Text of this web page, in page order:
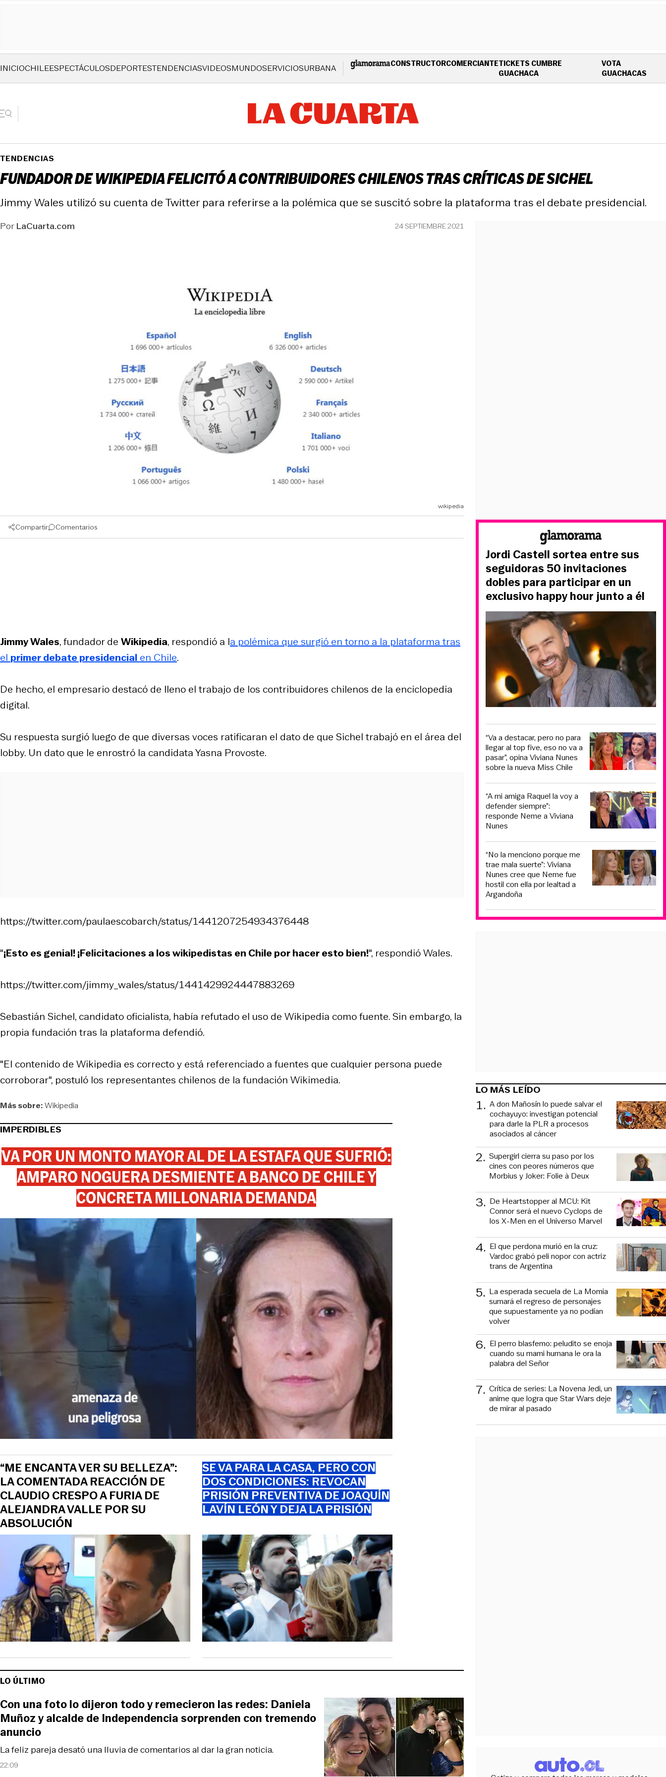
INICIOCHILEESPECTÁCULOSDEPORTESTENDENCIASVIDEOSMUNDOSERVICIOSURBANA CONSTRUCTORCOMERCIANTETICKETS CUMBRE
GUACHACAOPENS IN NEW WINDOW
VOTA
GUACHACAS
TENDENCIAS
FUNDADOR DE WIKIPEDIA FELICITÓ A CONTRIBUIDORES CHILENOS TRAS CRÍTICAS DE SICHEL
Jimmy Wales utilizó su cuenta de Twitter para referirse a la polémica que se suscitó sobre la plataforma tras el debate presidencial.
PorLaCuarta.com 24 SEPTIEMBRE 2021
wikipedia
Compartir Comentarios
Jimmy Wales, fundador de Wikipedia, respondió a la polémica que surgió en torno a la plataforma tras
el primer debate presidencial en Chile.
De hecho, el empresario destacó de lleno el trabajo de los contribuidores chilenos de la enciclopedia
digital.
Su respuesta surgió luego de que diversas voces ratificaran el dato de que Sichel trabajó en el área del
lobby. Un dato que le enrostró la candidata Yasna Provoste.
https://twitter.com/paulaescobarch/status/1441207254934376448
"¡Esto es genial! ¡Felicitaciones a los wikipedistas en Chile por hacer esto bien!", respondió Wales.
https://twitter.com/jimmy_wales/status/1441429924447883269
Sebastián Sichel, candidato oficialista, había refutado el uso de Wikipedia como fuente. Sin embargo, la
propia fundación tras la plataforma defendió.
"El contenido de Wikipedia es correcto y está referenciado a fuentes que cualquier persona puede
corroborar", postuló los representantes chilenos de la fundación Wikimedia.
Más sobre:Wikipedia
IMPERDIBLES
VA POR UN MONTO MAYOR AL DE LA ESTAFA QUE SUFRIÓ:
AMPARO NOGUERA DESMIENTE A BANCO DE CHILE Y
CONCRETA MILLONARIA DEMANDA
“ME ENCANTA VER SU BELLEZA”:
LA COMENTADA REACCIÓN DE
CLAUDIO CRESPO A FURIA DE
ALEJANDRA VALLE POR SU
ABSOLUCIÓN
SE VA PARA LA CASA, PERO CON
DOS CONDICIONES: REVOCAN
PRISIÓN PREVENTIVA DE JOAQUÍN
LAVÍN LEÓN Y DEJA LA PRISIÓN
LO ÚLTIMO
22:09
La feliz pareja desató una lluvia de comentarios al dar la gran noticia.
Con una foto lo dijeron todo y remecieron las redes: Daniela
Muñoz y alcalde de Independencia sorprenden con tremendo
anuncio
Jordi Castell sortea entre sus
seguidoras 50 invitaciones
dobles para participar en un
exclusivo happy hour junto a él
“Va a destacar, pero no para
llegar al top five, eso no va a
pasar”, opina Viviana Nunes
sobre la nueva Miss Chile
“A mi amiga Raquel la voy a
defender siempre”:
responde Neme a Viviana
Nunes
“No la menciono porque me
trae mala suerte”: Viviana
Nunes cree que Neme fue
hostil con ella por lealtad a
Argandoña
LO MÁS LEÍDO
1. A don Mañosín lo puede salvar el
cochayuyo: investigan potencial
para darle la PLR a procesos
asociados al cáncer
2. Supergirl cierra su paso por los
cines con peores números que
Morbius y Joker: Folie à Deux
3. De Heartstopper al MCU: Kit
Connor será el nuevo Cyclops de
los X-Men en el Universo Marvel
4. El que perdona murió en la cruz:
Vardoc grabó peli nopor con actriz
trans de Argentina
5. La esperada secuela de La Momia
sumará el regreso de personajes
que supuestamente ya no podían
volver
6. El perro blasfemo: peludito se enoja
cuando su mami humana le ora la
palabra del Señor
7. Crítica de series: La Novena Jedi, un
anime que logra que Star Wars deje
de mirar al pasado